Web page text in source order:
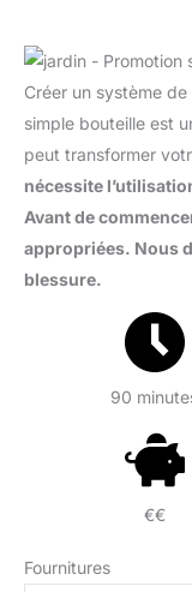
Créer un système
simple bouteille est
peut transformer
nécessite
Avant de
appropriées. Nous
blessure.
90
€€
Fournitures